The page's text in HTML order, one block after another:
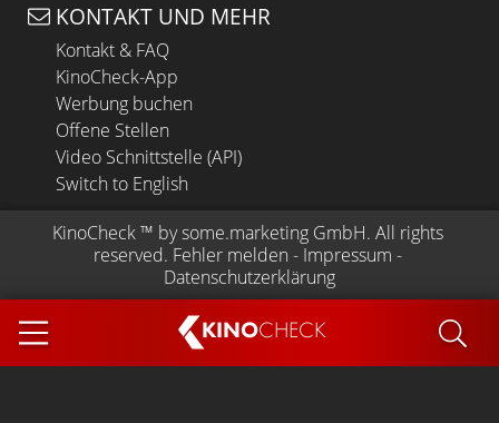
KINOCHECK
KONTAKT UND MEHR
Kontakt & FAQ
KinoCheck-App
Werbung buchen
Offene Stellen
Video Schnittstelle (API)
Switch to English
KinoCheck ™ by some.marketing GmbH. All rights
reserved. Fehler melden - Impressum -
Datenschutzerklärung